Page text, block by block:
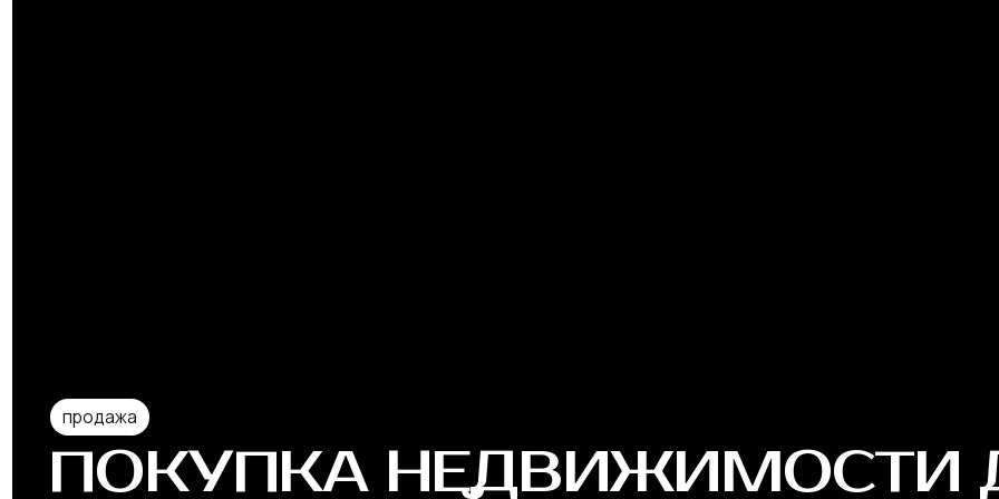
ИНВЕСТИЦИЙ, ЖИЗНИ И
НА ОСТРОВЕ ПХУКЕТ